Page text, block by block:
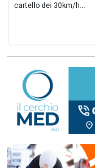
cartello dei 30km/h...